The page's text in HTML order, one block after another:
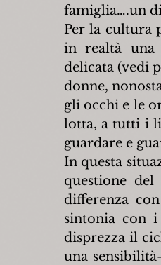
famiglia….un
Per la cultura
in realtà una
delicata (vedi
donne,
gli occhi e le
lotta, a tutti i
guardare e
In questa
questione
differenza
sintonia con
disprezza il
una